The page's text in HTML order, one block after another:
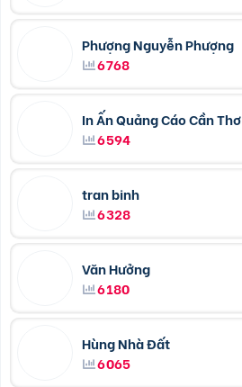
Phượng Nguyễn Phượng
6768
In Ấn Quảng Cáo Cần Thơ
6594
tran binh
6328
Văn Hưởng
6180
Hùng Nhà Đất
6065